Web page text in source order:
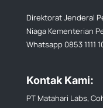
Direktorat Jenderal
Niaga Kementerian
Whatsapp 0853 1111
Kontak Kami:
PT Matahari Labs,